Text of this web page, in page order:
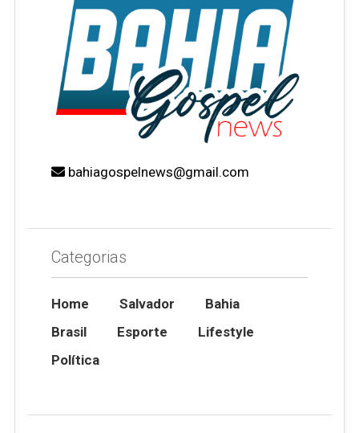
bahiagospelnews@gmail.com
Categorias
Home Salvador
Bahia
Brasil
Esporte
Lifestyle
Política